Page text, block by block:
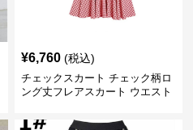
¥6,760 (税込)
チェックスカート チェック柄ロ
ング丈フレアスカート ウエスト